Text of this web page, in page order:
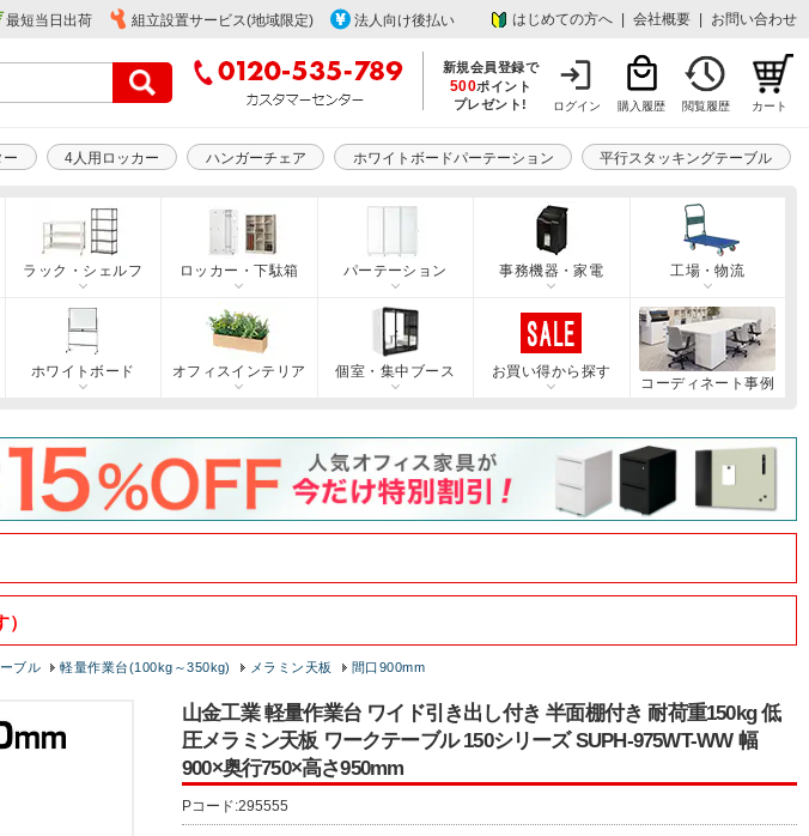
最短当日出荷 組立設置サービス(地域限定) 法人向け後払い はじめての方へ 会社概要 お問い合わせ
新規会員登録で
500ポイント
プレゼント!
ログイン 購入履歴 閲覧履歴 カート
ー 4人用ロッカー ハンガーチェア ホワイトボードパーテーション 平行スタッキングテーブル
ラック・シェルフ ロッカー・下駄箱 パーテーション 事務機器・家電 工場・物流
ホワイトボード オフィスインテリア 個室・集中ブース
お買い得から探す
コーディネート事例
ブル 軽量作業台(100kg～350kg) メラミン天板 間口900mm
山金工業 軽量作業台 ワイド引き出し付き 半面棚付き 耐荷重150kg 低
圧メラミン天板 ワークテーブル 150シリーズ SUPH-975WT-WW 幅
900×奥行750×高さ950mm
Pコード:295555